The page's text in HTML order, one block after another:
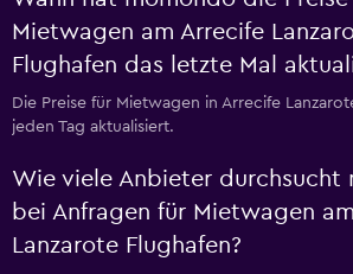
Mietwagen am Arrecife
Flughafen das letzte Mal
Die Preise für Mietwagen in Arrecife
jeden Tag aktualisiert.
Wie viele Anbieter durchsucht
bei Anfragen für Mietwagen
Lanzarote Flughafen?